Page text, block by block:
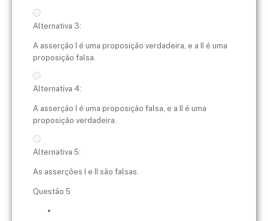
Alternativa 3:
A asserção I é uma proposição verdadeira, e a II é uma
proposição falsa.
Alternativa 4:
A asserção I é uma proposição falsa, e a II é uma
proposição verdadeira.
Alternativa 5:
As asserções I e II são falsas.
Questão 5